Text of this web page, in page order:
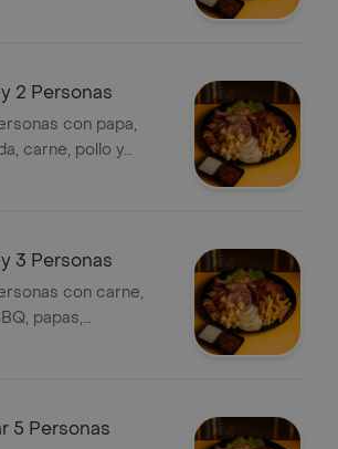
2 Personas
con papa,
carne, pollo y
arepas, chorizo,
3 Personas
con carne,
papas,
y ensalada. Incluye
5 Personas